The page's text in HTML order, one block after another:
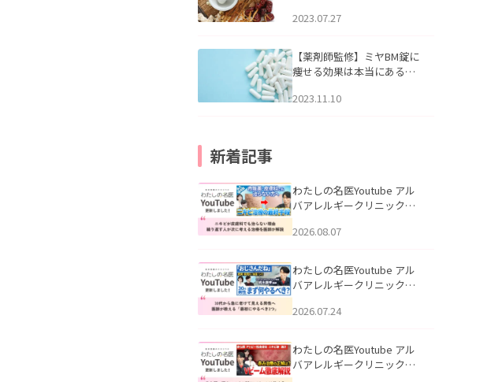
2023.07.27
【薬剤師監修】ミヤBM錠に
痩せる効果は本当にある
2023.11.10
新着記事
わたしの名医Youtube アル
バアレルギークリニック札
らない理由｜繰り返す人が
説」を公開いたしました。
2026.08.07
わたしの名医Youtube アル
バアレルギークリニック札
える男性へ｜医師が教える
公開いたしました。
2026.07.24
わたしの名医Youtube アル
バアレルギークリニック札